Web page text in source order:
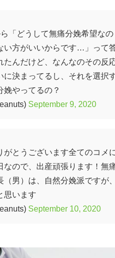
「どうして無痛分娩希望なの
い方がいいからです…」って
たんだけど、なんなのその反応
に決まってるし、それを選択
娩やってるの？
September 9, 2020
がとうございます全てのコメ
なので、出産頑張ります！無
（男）は、自然分娩派ですが
思います
September 10, 2020